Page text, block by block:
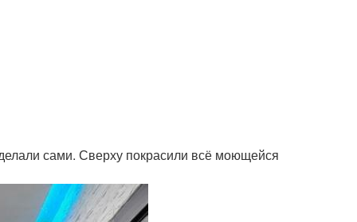
сами. Сверху покрасили всё моющейся